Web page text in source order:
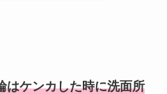
はケンカした時に洗面所